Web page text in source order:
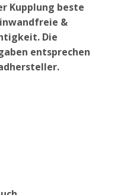
Kupplung beste
&
Die
entsprechen